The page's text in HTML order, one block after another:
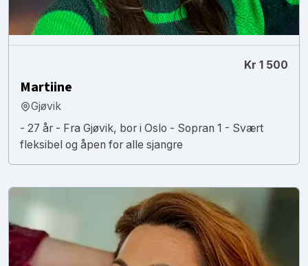
Kr 1 500
Martiine
Gjøvik
- 27 år - Fra Gjøvik, bor i Oslo - Sopran 1 - Svært
fleksibel og åpen for alle sjangre